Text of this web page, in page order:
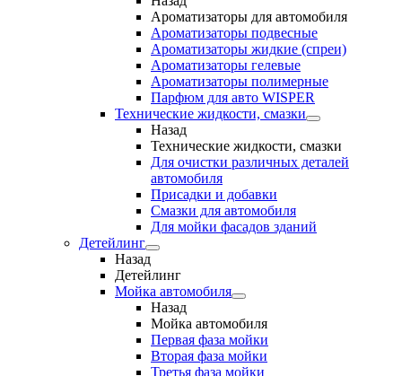
Ароматизаторы для автомобиля
Ароматизаторы подвесные
Ароматизаторы жидкие (спреи)
Ароматизаторы гелевые
Ароматизаторы полимерные
Парфюм для авто WISPER
Технические жидкости, смазки
Назад
Технические жидкости, смазки
Для очистки различных деталей
автомобиля
Присадки и добавки
Смазки для автомобиля
Для мойки фасадов зданий
Детейлинг
Назад
Детейлинг
Мойка автомобиля
Назад
Мойка автомобиля
Первая фаза мойки
Вторая фаза мойки
Третья фаза мойки